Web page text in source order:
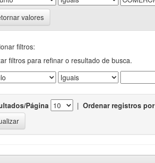
valores
filtros:
filtros para refinar o resultado de busca.
Página | Ordenar registros por